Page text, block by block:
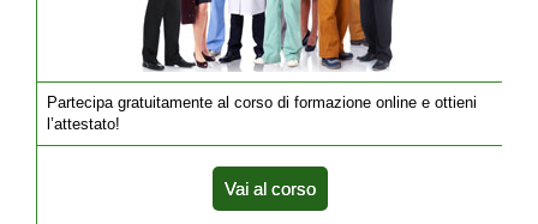
Partecipa gratuitamente al corso di formazione online e ottieni
l’attestato!
Vai al corso